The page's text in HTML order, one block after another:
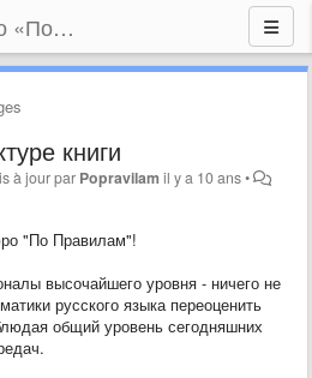
Редакторское бюро «По правилам»
книги
à jour par Popravilam il y a 10 ans•
"По Правилам"!
высочайшего уровня - ничего не
русского языка переоценить
общий уровень сегодняшних